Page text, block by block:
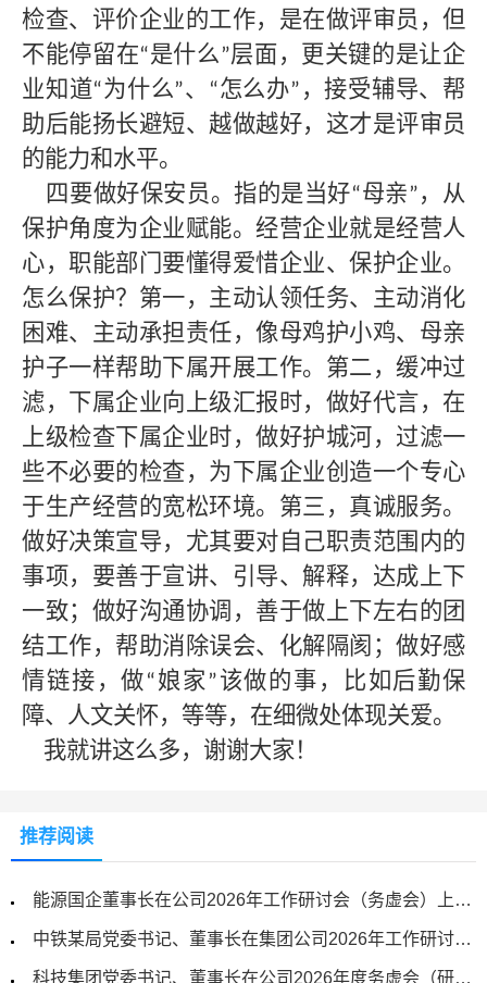
检查、评价企业的工作，是在做评审员，但
不能停留在“是什么”层面，更关键的是让企
业知道“为什么”、 “怎么办” ，接受辅导、帮
助后能扬长避短、越做越好，这才是评审员
的能力和水平。
四要做好保安员。指的是当好“母亲”，从
保护角度为企业赋能。经营企业就是经营人
心，职能部门要懂得爱惜企业、保护企业。
怎么保护？第一，主动认领任务、主动消化
困难、主动承担责任，像母鸡护小鸡、母亲
护子一样帮助下属开展工作。第二，缓冲过
滤，下属企业向上级汇报时，做好代言，在
上级检查下属企业时，做好护城河，过滤一
些不必要的检查，为下属企业创造一个专心
于生产经营的宽松环境。第三，真诚服务。
做好决策宣导，尤其要对自己职责范围内的
事项，要善于宣讲、引导、解释，达成上下
一致；做好沟通协调，善于做上下左右的团
结工作，帮助消除误会、化解隔阂；做好感
情链接，做“娘家”该做的事，比如后勤保
障、人文关怀，等等，在细微处体现关爱。
我就讲这么多，谢谢大家！
推荐阅读
能源国企董事长在公司2026年工作研讨会（务虚会）上的讲话
中铁某局党委书记、董事长在集团公司2026年工作研讨会（务虚工作会）上的讲话
科技集团党委书记、董事长在公司2026年度务虚会（研讨会）上的讲话